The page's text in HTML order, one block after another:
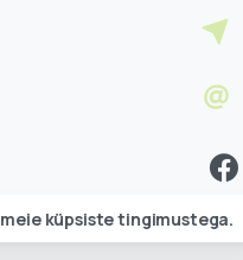
meie küpsiste tingimustega.